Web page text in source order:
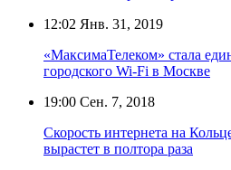
12:02 Янв. 31, 2019
«МаксимаТелеком» стала
городского Wi-Fi в Москве
19:00 Сен. 7, 2018
Скорость интернета на
вырастет в полтора раза